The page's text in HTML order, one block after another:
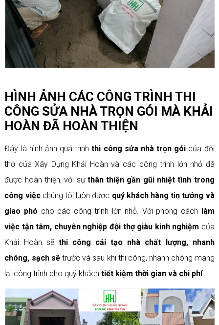
HÌNH ẢNH CÁC CÔNG TRÌNH THI
CÔNG SỬA NHÀ TRỌN GÓI MÀ KHẢI
HOÀN ĐÃ HOÀN THIỆN
Đây là hình ảnh quá trìnhthi công sửa nhà trọn gói của đội
thợ của Xây Dựng Khải Hoàn và các công trình lớn nhỏ đã
được hoàn thiện, với sự thân thiện gần gũi nhiệt tình trong
công việc chúng tôi luôn được quý khách hàng tin tưởng và
giao phó cho các công trình lớn nhỏ. Với phong cách làm
việc tận tâm, chuyên nghiệp đội thợ giàu kinh nghiệm của
Khải Hoàn sẽ thi công cải tạo nhà chất lượng, nhanh
chóng, sạch sẽ trước và sau khi thi công, nhanh chóng mang
lại công trình cho quý kháchtiết kiệm thời gian và chi phí.